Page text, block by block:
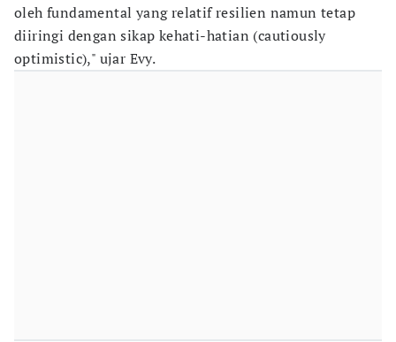
oleh fundamental yang relatif resilien namun tetap
diiringi dengan sikap kehati-hatian (cautiously
optimistic)," ujar Evy.